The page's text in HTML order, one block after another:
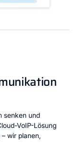
senken und
VoIP-Lösung
wir planen,